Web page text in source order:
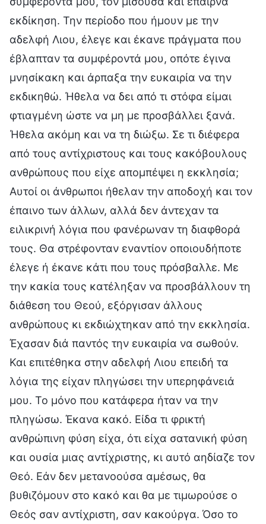
εκδίκηση. Την περίοδο που ήμουν με την
αδελφή Λιου, έλεγε και έκανε πράγματα που
έβλαπταν τα συμφέροντά μου, οπότε έγινα
μνησίκακη και άρπαξα την ευκαιρία να την
εκδικηθώ. Ήθελα να δει από τι στόφα είμαι
φτιαγμένη ώστε να μη με προσβάλλει ξανά.
Ήθελα ακόμη και να τη διώξω. Σε τι διέφερα
από τους αντίχριστους και τους κακόβουλους
ανθρώπους που είχε απομπέψει η εκκλησία;
Αυτοί οι άνθρωποι ήθελαν την αποδοχή και τον
έπαινο των άλλων, αλλά δεν άντεχαν τα
ειλικρινή λόγια που φανέρωναν τη διαφθορά
τους. Θα στρέφονταν εναντίον οποιουδήποτε
έλεγε ή έκανε κάτι που τους πρόσβαλλε. Με
την κακία τους κατέληξαν να προσβάλλουν τη
διάθεση του Θεού, εξόργισαν άλλους
ανθρώπους κι εκδιώχτηκαν από την εκκλησία.
Έχασαν διά παντός την ευκαιρία να σωθούν.
Και επιτέθηκα στην αδελφή Λιου επειδή τα
λόγια της είχαν πληγώσει την υπερηφάνειά
μου. Το μόνο που κατάφερα ήταν να την
πληγώσω. Έκανα κακό. Είδα τι φρικτή
ανθρώπινη φύση είχα, ότι είχα σατανική φύση
και ουσία μιας αντίχριστης, κι αυτό αηδίαζε τον
Θεό. Εάν δεν μετανοούσα αμέσως, θα
βυθιζόμουν στο κακό και θα με τιμωρούσε ο
Θεός σαν αντίχριστη, σαν κακούργα. Όσο το